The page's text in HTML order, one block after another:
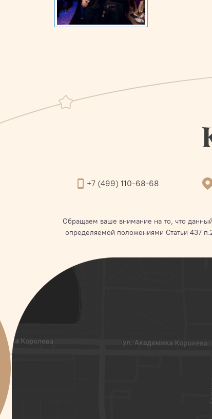
+7 (499) 110-68-68
Обращаем ваше внимание на то, что
определяемой положениями Статьи 437